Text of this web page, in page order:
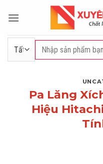
qua
Tìm
Pa Lăng
Hiệu